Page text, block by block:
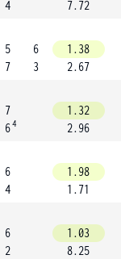
4
7.72
5
7
6
3
1.38
2.67
7
64
1.32
2.96
6
4
1.98
1.71
6
2
1.03
8.25